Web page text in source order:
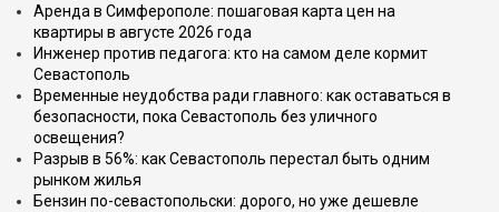
Аренда в Симферополе: пошаговая карта цен на
квартиры в августе 2026 года
Инженер против педагога: кто на самом деле кормит
Севастополь
Временные неудобства ради главного: как оставаться в
безопасности, пока Севастополь без уличного
освещения?
Разрыв в 56%: как Севастополь перестал быть одним
рынком жилья
Бензин по-севастопольски: дорого, но уже дешевле